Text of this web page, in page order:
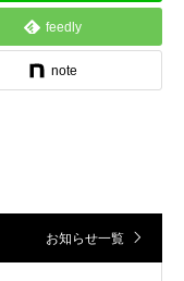
feedly
note
お知らせ一覧